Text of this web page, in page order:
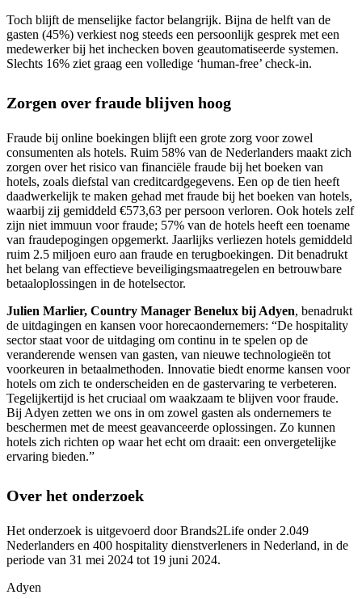
Toch blijft de menselijke factor belangrijk. Bijna de helft van de
gasten (45%) verkiest nog steeds een persoonlijk gesprek met een
medewerker bij het inchecken boven geautomatiseerde systemen.
Slechts 16% ziet graag een volledige ‘human-free’ check-in.
Zorgen over fraude blijven hoog
Fraude bij online boekingen blijft een grote zorg voor zowel
consumenten als hotels. Ruim 58% van de Nederlanders maakt zich
zorgen over het risico van financiële fraude bij het boeken van
hotels, zoals diefstal van creditcardgegevens. Een op de tien heeft
daadwerkelijk te maken gehad met fraude bij het boeken van hotels,
waarbij zij gemiddeld €573,63 per persoon verloren. Ook hotels zelf
zijn niet immuun voor fraude; 57% van de hotels heeft een toename
van fraudepogingen opgemerkt. Jaarlijks verliezen hotels gemiddeld
ruim 2.5 miljoen euro aan fraude en terugboekingen. Dit benadrukt
het belang van effectieve beveiligingsmaatregelen en betrouwbare
betaaloplossingen in de hotelsector.
Julien Marlier, Country Manager Benelux bij Adyen, benadrukt
de uitdagingen en kansen voor horecaondernemers: “De hospitality
sector staat voor de uitdaging om continu in te spelen op de
veranderende wensen van gasten, van nieuwe technologieën tot
voorkeuren in betaalmethoden. Innovatie biedt enorme kansen voor
hotels om zich te onderscheiden en de gastervaring te verbeteren.
Tegelijkertijd is het cruciaal om waakzaam te blijven voor fraude.
Bij Adyen zetten we ons in om zowel gasten als ondernemers te
beschermen met de meest geavanceerde oplossingen. Zo kunnen
hotels zich richten op waar het echt om draait: een onvergetelijke
ervaring bieden.”
Over het onderzoek
Het onderzoek is uitgevoerd door Brands2Life onder 2.049
Nederlanders en 400 hospitality dienstverleners in Nederland, in de
periode van 31 mei 2024 tot 19 juni 2024.
Adyen